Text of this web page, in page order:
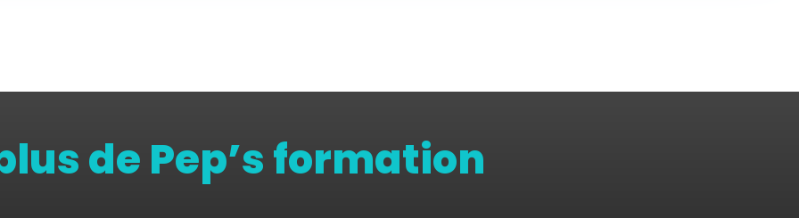
de Pep’s formation